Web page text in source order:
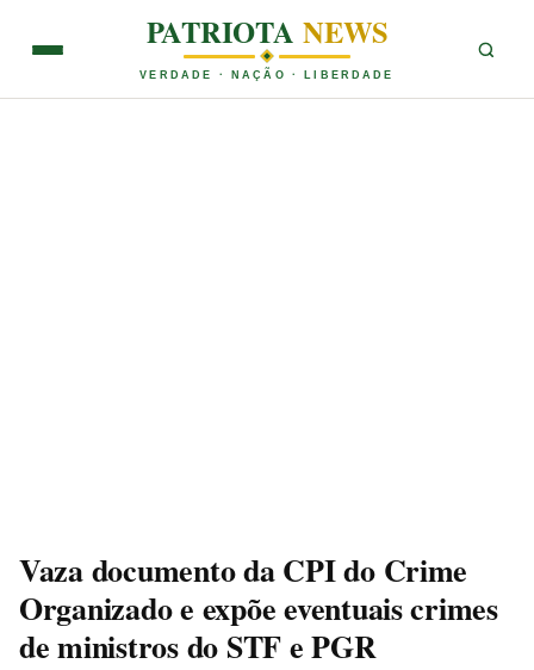
PATRIOTANEWS
VERDADE · NAÇÃO · LIBERDADE
Vaza documento da CPI do Crime
Organizado e expõe eventuais crimes
de ministros do STF e PGR